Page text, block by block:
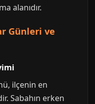
alanıdır.
Günleri ve
ilçenin en
Sabahın erken